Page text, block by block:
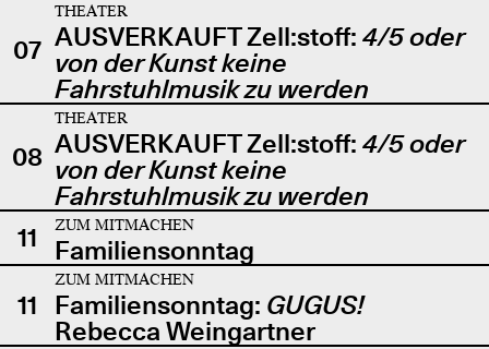
07
THEATER
AUSVERKAUFT Zell:stoff: 4/5 oder
von der Kunst keine
Fahrstuhlmusik zu werden
08
THEATER
AUSVERKAUFT Zell:stoff: 4/5 oder
von der Kunst keine
Fahrstuhlmusik zu werden
11
ZUM MITMACHEN
Familiensonntag
11
ZUM MITMACHEN
Familiensonntag: GUGUS!
Rebecca Weingartner